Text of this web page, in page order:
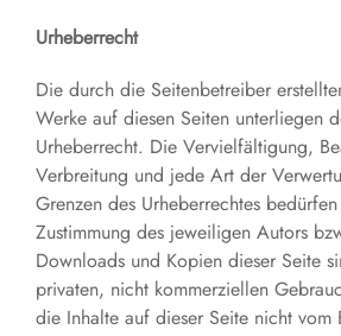
Urheberrecht
Die durch die Seitenbetreiber
Werke auf diesen Seiten unterliegen
Urheberrecht. Die Vervielfältigung,
Verbreitung und jede Art der
Grenzen des Urheberrechtes
Zustimmung des jeweiligen Autors
Downloads und Kopien dieser Seite
privaten, nicht kommerziellen
die Inhalte auf dieser Seite nicht vom